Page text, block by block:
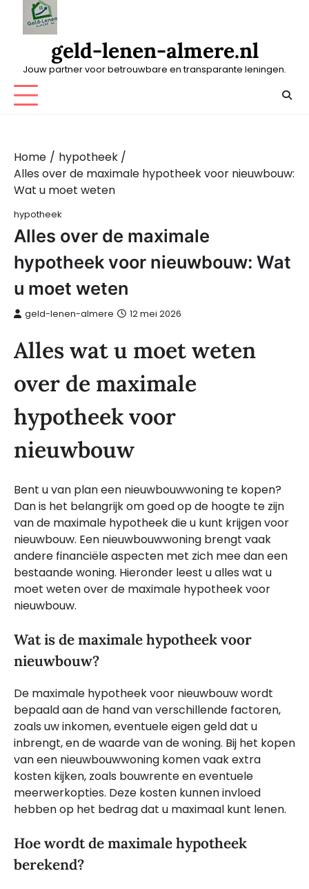
geld-lenen-almere.nl
Jouw partner voor betrouwbare en transparante leningen.
Home
hypotheek
Alles over de maximale hypotheek voor nieuwbouw:
Wat u moet weten
hypotheek
Alles over de maximale
hypotheek voor nieuwbouw: Wat
u moet weten
geld-lenen-almere 12 mei 2026
Alles wat u moet weten
over de maximale
hypotheek voor
nieuwbouw
Bent u van plan een nieuwbouwwoning te kopen?
Dan is het belangrijk om goed op de hoogte te zijn
van de maximale hypotheek die u kunt krijgen voor
nieuwbouw. Een nieuwbouwwoning brengt vaak
andere financiële aspecten met zich mee dan een
bestaande woning. Hieronder leest u alles wat u
moet weten over de maximale hypotheek voor
nieuwbouw.
Wat is de maximale hypotheek voor
nieuwbouw?
De maximale hypotheek voor nieuwbouw wordt
bepaald aan de hand van verschillende factoren,
zoals uw inkomen, eventuele eigen geld dat u
inbrengt, en de waarde van de woning. Bij het kopen
van een nieuwbouwwoning komen vaak extra
kosten kijken, zoals bouwrente en eventuele
meerwerkopties. Deze kosten kunnen invloed
hebben op het bedrag dat u maximaal kunt lenen.
Hoe wordt de maximale hypotheek
berekend?